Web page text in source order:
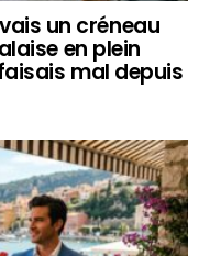
un créneau
en plein
mal depuis